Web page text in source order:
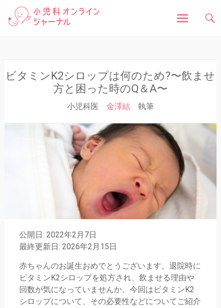
小児科オンラインジャ
状や原因、対処法はもちろん、予防接種や健診、子
どもの成長に関する豆知識まで、小児科医が分かり
ン
ツ
プ
ビタミンK2シロップは何のため?〜飲ませ
方と困った時のQ＆A〜
小児科医 金澤結 執筆
公開日: 2022年2月7日
最終更新日: 2026年2月15日
赤ちゃんのお誕生おめでとうございます。退院時に
ビタミンK2シロップを処方され、飲ませる理由や
回数が気になっていませんか。今回はビタミンK2
シロップについて、その必要性などについてご紹介